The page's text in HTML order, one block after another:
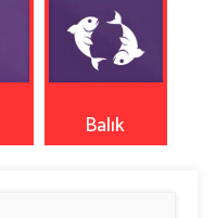
Balık